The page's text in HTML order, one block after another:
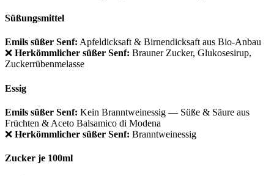
Süßungsmittel
Emils süßer Senf: Apfeldicksaft & Birnendicksaft aus Bio-Anbau
❌ Herkömmlicher süßer Senf: Brauner Zucker, Glukosesirup,
Zuckerrübenmelasse
Essig
Emils süßer Senf: Kein Branntweinessig — Süße & Säure aus
Früchten & Aceto Balsamico di Modena
❌ Herkömmlicher süßer Senf: Branntweinessig
Zucker je 100ml